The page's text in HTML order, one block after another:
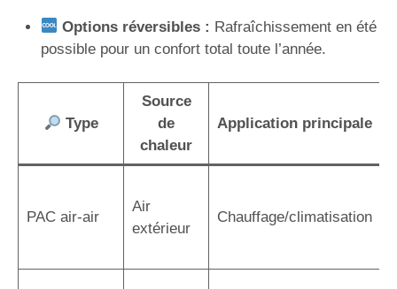
Options réversibles : Rafraîchissement en été
possible pour un confort total toute l’année.
Type
Source
de
chaleur
Application principale
PAC air-air
Air
extérieur
Chauffage/climatisation